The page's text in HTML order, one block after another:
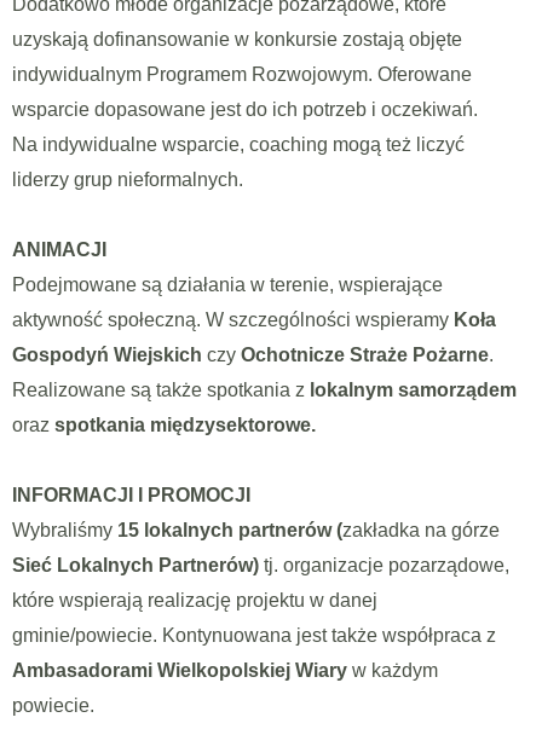
Dodatkowo młode organizacje pozarządowe, które
uzyskają dofinansowanie w konkursie zostają objęte
indywidualnym Programem Rozwojowym. Oferowane
wsparcie dopasowane jest do ich potrzeb i oczekiwań.
Na indywidualne wsparcie, coaching mogą też liczyć
liderzy grup nieformalnych.
ANIMACJI
Podejmowane są działania w terenie, wspierające
aktywność społeczną. W szczególności wspieramy Koła
Gospodyń Wiejskich czy Ochotnicze Straże Pożarne.
Realizowane są także spotkania z lokalnym samorządem
oraz spotkania międzysektorowe.
INFORMACJI I PROMOCJI
Wybraliśmy 15 lokalnych partnerów (zakładka na górze
Sieć Lokalnych Partnerów) tj. organizacje pozarządowe,
które wspierają realizację projektu w danej
gminie/powiecie. Kontynuowana jest także współpraca z
Ambasadorami Wielkopolskiej Wiary w każdym
powiecie.